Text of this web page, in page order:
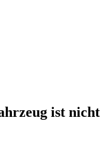
ist nicht